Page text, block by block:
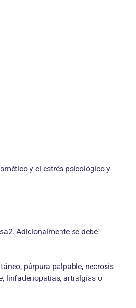
y el estrés psicológico y
Adicionalmente se debe
púrpura palpable, necrosis
linfadenopatias, artralgias o